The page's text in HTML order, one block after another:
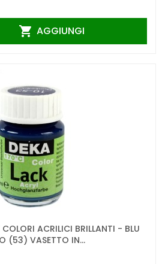
 AGGIUNGI
ACRILICI BRILLANTI - BLU
(53) VASETTO IN...